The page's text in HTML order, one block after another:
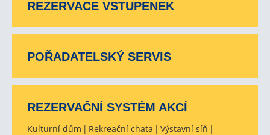
REZERVACE VSTUPENEK
POŘADATELSKÝ SERVIS
REZERVAČNÍ SYSTÉM AKCÍ
Kulturní dům Rekreační chata Výstavní síň